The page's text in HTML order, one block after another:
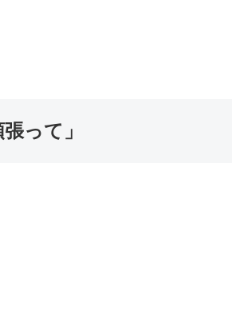
って」